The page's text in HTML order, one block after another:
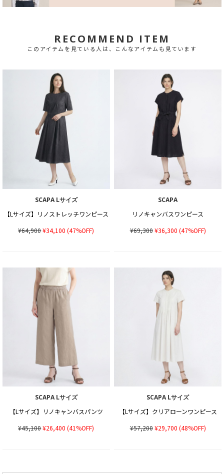
RECOMMEND ITEM
このアイテムを見ている人は、こんなアイテムも見ています
SCAPA Lサイズ
【Lサイズ】リノストレッチワンピース
¥64,900¥34,100 (47%OFF)
SCAPA
リノキャンバスワンピース
¥69,300¥36,300 (47%OFF)
SCAPA Lサイズ
【Lサイズ】リノキャンバスパンツ
¥45,100¥26,400 (41%OFF)
SCAPA Lサイズ
【Lサイズ】クリアローンワンピース
¥57,200¥29,700 (48%OFF)